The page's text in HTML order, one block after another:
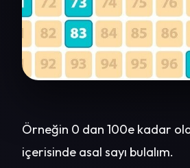
Örneğin 0 dan 100e kadar
içerisinde asal sayı bulalım.